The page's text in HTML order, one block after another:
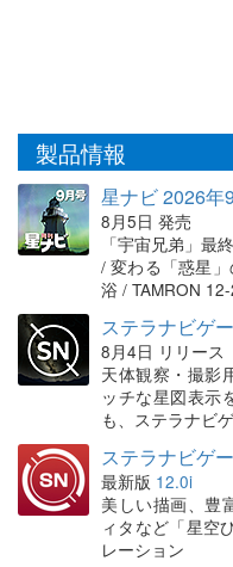
製品情報
星ナビ 2026年
8月5日 発売
「宇宙兄弟」最
/ 変わる「惑星
浴 / TAMRON
ステラナビゲ
8月4日 リリース
天体観察・撮影
ッチな星図表示
も、ステラナビゲ
ステラナビゲ
最新版 12.0i
美しい描画、豊
ィタなど「星空
レーション